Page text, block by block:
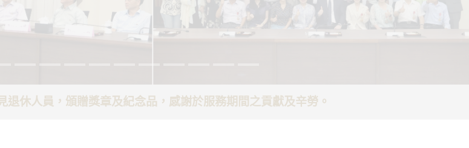
休人員，頒贈獎章及紀念品，感謝於服務期間之貢獻及辛勞。